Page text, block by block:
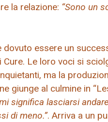
la relazione: “Sono un
dovuto essere un
Le loro voci si
ma la
giunge al culmine in
significa lasciarsi
di meno.”. Arriva a un